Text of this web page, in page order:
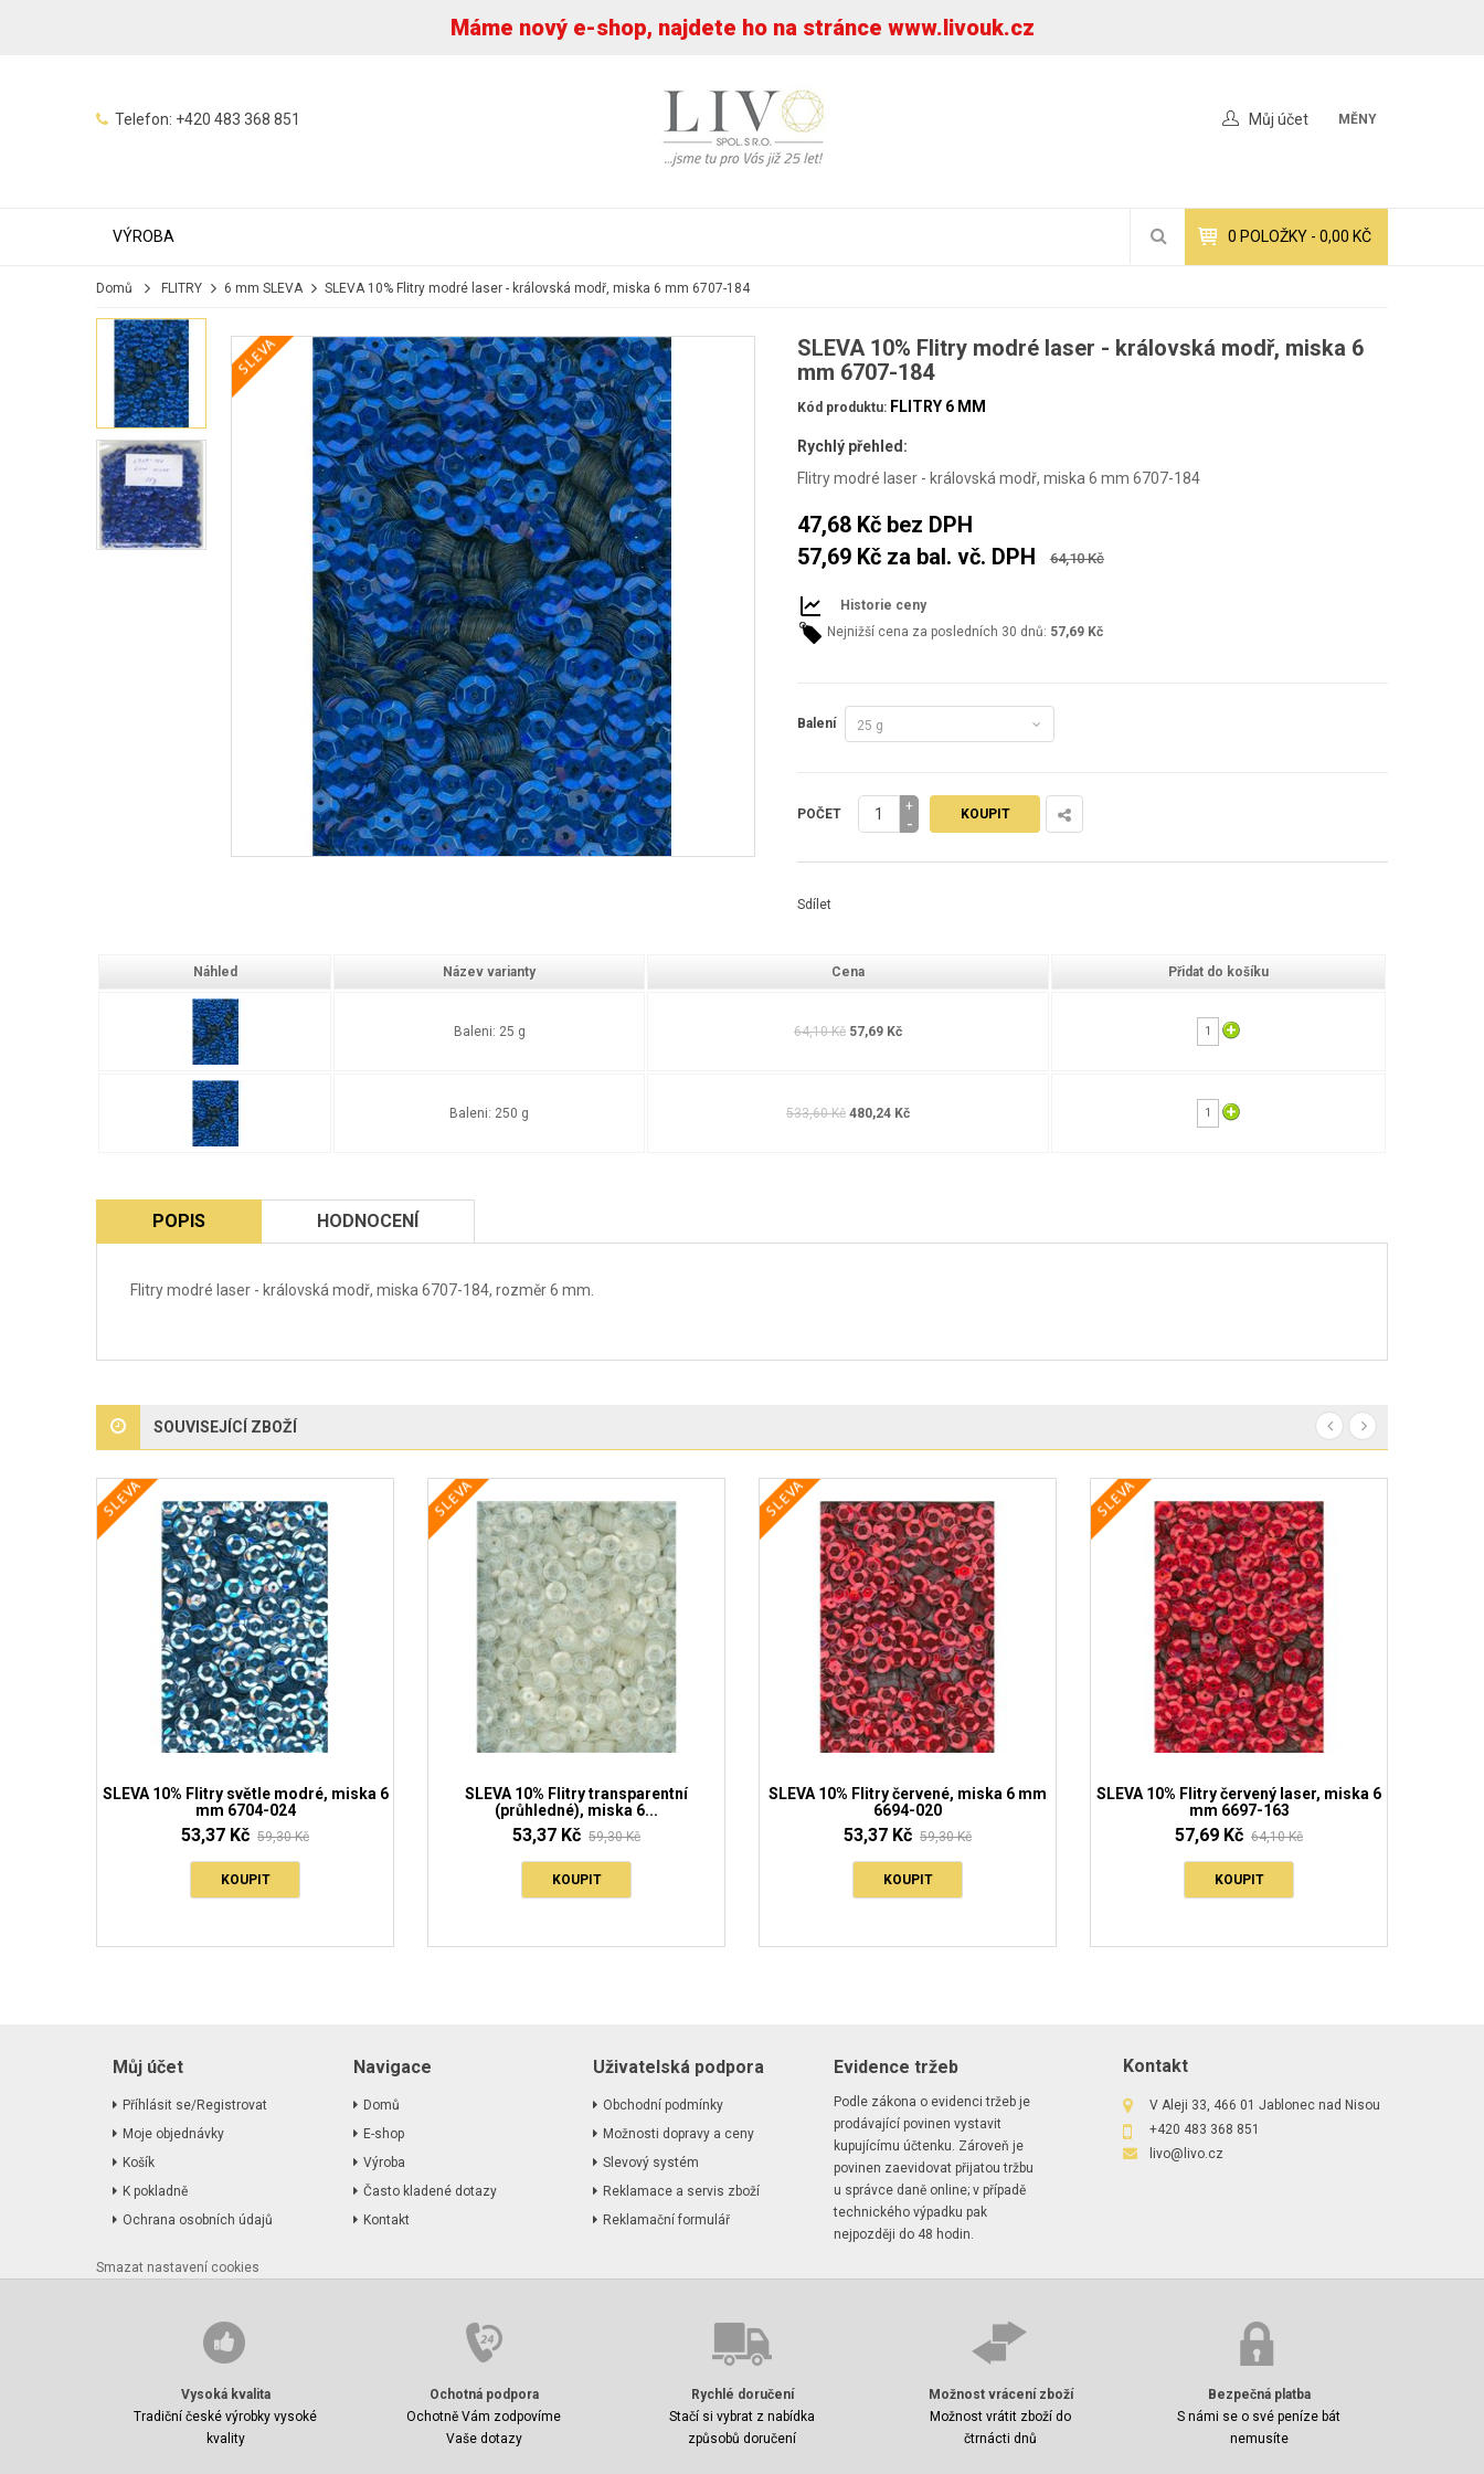
Máme nový e-shop, najdete ho na stránce www.livouk.cz
Telefon: +420 483 368 851 MĚNY
Můj účet
VÝROBA 0 POLOŽKY - 0,00 KČ
Domů FLITRY 6 mm SLEVA SLEVA 10% Flitry modré laser - královská modř, miska 6 mm 6707-184
SLEVA 10% Flitry modré laser - královská modř, miska 6
mm 6707-184
Kód produktu: FLITRY 6 MM
Rychlý přehled:
Flitry modré laser - královská modř, miska 6 mm 6707-184
47,68 Kč bez DPH
57,69 Kč za bal. vč. DPH 64,10 Kč
Historie ceny
Nejnižší cena za posledních 30 dnů: 57,69 Kč
Balení 25 g
POČET +
- KOUPIT
Sdílet
POPIS HODNOCENÍ
Flitry modré laser - královská modř, miska 6707-184, rozměr 6 mm.
Náhled Název varianty Cena Přidat do košíku
Baleni: 25 g 64,10 Kč 57,69 Kč
Baleni: 250 g 533,60 Kč 480,24 Kč
SOUVISEJÍCÍ ZBOŽÍ
SLEVA 10% Flitry světle modré, miska 6
mm 6704-024
53,37 Kč 59,30 Kč
KOUPIT
SLEVA 10% Flitry transparentní
(průhledné), miska 6...
53,37 Kč 59,30 Kč
KOUPIT
SLEVA 10% Flitry červené, miska 6 mm
6694-020
53,37 Kč 59,30 Kč
KOUPIT
SLEVA 10% Flitry červený laser, miska 6
mm 6697-163
57,69 Kč 64,10 Kč
KOUPIT
Můj účet
Příhlásit se/Registrovat
Moje objednávky
Košík
K pokladně
Ochrana osobních údajů
Navigace
Domů
E-shop
Výroba
Často kladené dotazy
Kontakt
Uživatelská podpora
Obchodní podmínky
Možnosti dopravy a ceny
Slevový systém
Reklamace a servis zboží
Reklamační formulář
Evidence tržeb
Podle zákona o evidenci tržeb je
prodávající povinen vystavit
kupujícímu účtenku. Zároveň je
povinen zaevidovat přijatou tržbu
u správce daně online; v případě
technického výpadku pak
nejpozději do 48 hodin.
Kontakt
V Aleji 33, 466 01 Jablonec nad Nisou
+420 483 368 851
livo@livo.cz
Smazat nastavení cookies
Vysoká kvalita
Tradiční české výrobky vysoké
kvality
Ochotná podpora
Ochotně Vám zodpovíme
Vaše dotazy
Rychlé doručení
Stačí si vybrat z nabídka
způsobů doručení
Možnost vrácení zboží
Možnost vrátit zboží do
čtrnácti dnů
Bezpečná platba
S námi se o své peníze bát
nemusíte